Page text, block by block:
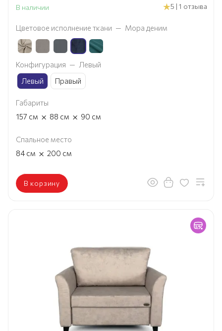
В наличии 5 | 1 отзыва
Цветовое исполнение ткани — Мора деним
Конфигурация — Левый
Левый
Правый
Габариты
157 см × 88 см × 90 см
Спальное место
84 см × 200 см
В корзину